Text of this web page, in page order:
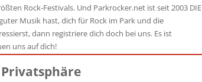
Rock-Festivals. Und Parkrocker.net ist seit 2003 DIE
Musik hast, dich für Rock im Park und die
dann registriere dich doch bei uns. Es ist
uns auf dich!